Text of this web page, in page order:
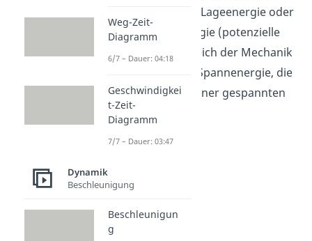
Energie) und die Lageenergie oder
auch Höhenenergie (potenzielle
Energie). Im Bereich der Mechanik
gibt es noch die Spannenergie, die
zum Beispiel in einer gespannten
Feder steckt.
Weg-Zeit-
Diagramm
6/7 – Dauer: 04:18
Geschwindigkei
t-Zeit-
Diagramm
7/7 – Dauer: 03:47
Dynamik
Beschleunigung
Beschleunigun
g